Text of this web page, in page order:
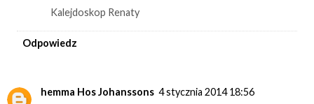
Kalejdoskop Renaty
Odpowiedz
hemma Hos Johanssons 4 stycznia 2014 18:56